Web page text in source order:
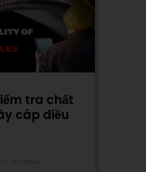
tra chất
cáp điều
VIETNAM